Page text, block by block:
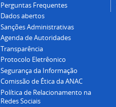
Perguntas Frequentes
Dados abertos
Sanções Administrativas
Agenda de Autoridades
Transparência
Protocolo Eletrêonico
Segurança da Informação
Comissão de Ética da ANAC
Política de Relacionamento na
Redes Sociais